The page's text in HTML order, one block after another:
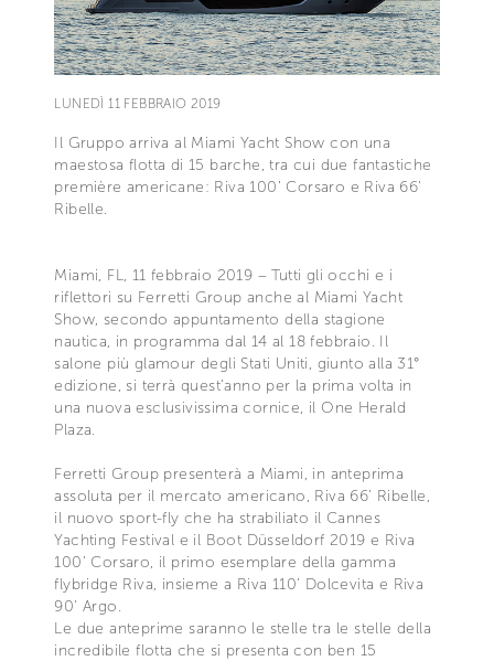
LUNEDÌ 11 FEBBRAIO 2019
Il Gruppo arriva al Miami Yacht Show con una
maestosa flotta di 15 barche, tra cui due fantastiche
première americane: Riva 100’ Corsaro e Riva 66’
Ribelle.
Miami, FL, 11 febbraio 2019 – Tutti gli occhi e i
riflettori su Ferretti Group anche al Miami Yacht
Show, secondo appuntamento della stagione
nautica, in programma dal 14 al 18 febbraio. Il
salone più glamour degli Stati Uniti, giunto alla 31°
edizione, si terrà quest’anno per la prima volta in
una nuova esclusivissima cornice, il One Herald
Plaza.
Ferretti Group presenterà a Miami, in anteprima
assoluta per il mercato americano, Riva 66’ Ribelle,
il nuovo sport-fly che ha strabiliato il Cannes
Yachting Festival e il Boot Düsseldorf 2019 e Riva
100’ Corsaro, il primo esemplare della gamma
flybridge Riva, insieme a Riva 110’ Dolcevita e Riva
90’ Argo.
Le due anteprime saranno le stelle tra le stelle della
incredibile flotta che si presenta con ben 15